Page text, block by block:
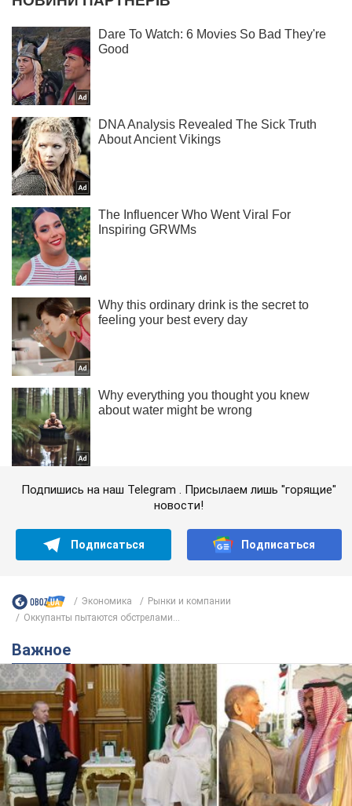
Подпишись на наш Telegram . Присылаем лишь "горящие"
новости!
Подписаться Подписаться
Экономика
Рынки и компании
Оккупанты пытаются обстрелами...
Важное